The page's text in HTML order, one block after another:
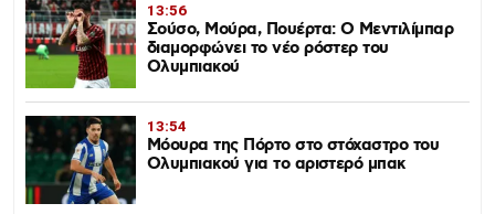
13:56
Σούσο, Μούρα, Πουέρτα: Ο Μεντιλίμπαρ
διαμορφώνει το νέο ρόστερ του
Ολυμπιακού
13:54
Μόουρα της Πόρτο στο στόχαστρο του
Ολυμπιακού για το αριστερό μπακ